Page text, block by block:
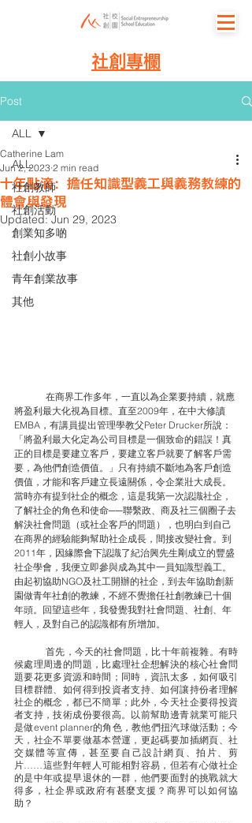
社創專欄
Post
ALL
社創教師
社創活動
創業知多啲
社創小故事
青年創業故事
其他
ALL
十年點滴：擔任知識型義工與義務教練的
體會與發現
Catherine Lam
Jun 2, 2023 2 min read
Updated:Jun 29, 2023
將盈利最大化視為目標。直至2009年，在中大修讀
EMBA，有講員提出管理學教父Peter Drucker所說：
「將盈利最大化定為公司目標是一個致命的錯誤！真
正的目標是要建立客戶，要建立客戶就要了解客戶需
要，為他們創造價值。」只有持續不斷地為客戶創造
價值，才能和客戶建立長遠關係，令企業壯大成長。
當時亦有提到社企的概念，這是我第一次認識社企，
了解社企的角色和使命──聯繫政、商及社三個圈子去
解決社會問題（或社企客戶的問題），也明白到自己
在商界的經驗能夠幫助社企成長，間接改變社會。到
2011年，因緣際會下認識了紀治興先生剛成立的豐盛
社企學會，我便立即參與成為其中一員知識型義工。
由起初協助NGO及社工開辦的社企，到去年協助創新
園做青年社創的教練，不經不覺擔任社創教練已十個
年頭。回望這些年，我發覺我對社會問題、社創、年
輕人，及對自己的認識都有所增加。
	首先，今天的社會問題，比十年前複雜。有時
候處理周邊的問題，比處理社企想解決的核心社會問
題要花更多資源和時間；同時，資訊太多，如何吸引
目標群體、如何得到投資者支持、如何讓持份者理解
社企的概念，都已不簡單；此外，今天社企要得投資
者支持，技術成份要很高。以前幫助邊青就業可能只
是做event planner的角色，教他們扭汽球做活動；今
天，社企不單要做基本營運，更起碼要加插網頁、社
交媒體等宣傳，甚至要自己設計網頁、拍片、剪
片……這些對年輕人可能相對容易，但若有心做社企
的是中年或提早退休的一群，他們要面對的挑戰就大
得多，社企界或政府有甚麼支援？商界可以如何協
助？